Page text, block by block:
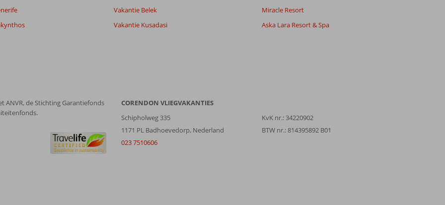
Vakantie Belek
Vakantie Kusadasi
Miracle Resort
Aska Lara Resort & Spa
ANVR, de Stichting Garantiefonds
CORENDON VLIEGVAKANTIES
Schipholweg 335
1171 PL Badhoevedorp, Nederland
023 7510606
KvK nr.: 34220902
BTW nr.: 814395892 B01